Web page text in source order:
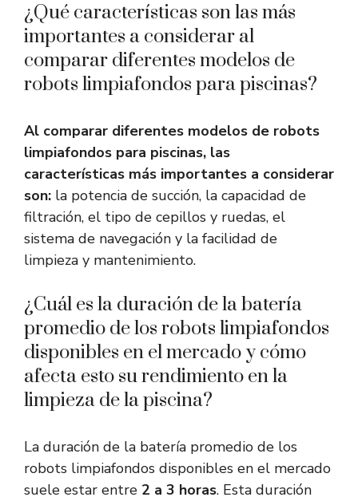
¿Qué características son las más
importantes a considerar al
comparar diferentes modelos de
robots limpiafondos para piscinas?
Al comparar diferentes modelos de robots
limpiafondos para piscinas, las
características más importantes a considerar
son: la potencia de succión, la capacidad de
filtración, el tipo de cepillos y ruedas, el
sistema de navegación y la facilidad de
limpieza y mantenimiento.
¿Cuál es la duración de la batería
promedio de los robots limpiafondos
disponibles en el mercado y cómo
afecta esto su rendimiento en la
limpieza de la piscina?
La duración de la batería promedio de los
robots limpiafondos disponibles en el mercado
suele estar entre 2 a 3 horas. Esta duración